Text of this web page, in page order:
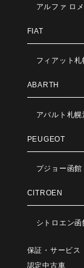
アルファ ロ
FIAT
フィアット札
ABARTH
アバルト札幌
PEUGEOT
プジョー函館
CITROEN
シトロエン函
保証・サービス
認定中古車